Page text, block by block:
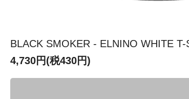
BLACK SMOKER - ELNINO WHITE
4,730円(税430円)